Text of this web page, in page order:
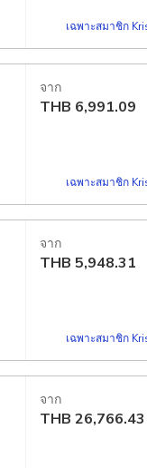
เฉพาะสมาชิก
จาก
THB 6,991.09
เฉพาะสมาชิก
จาก
THB 5,948.31
เฉพาะสมาชิก
จาก
THB 26,766.43